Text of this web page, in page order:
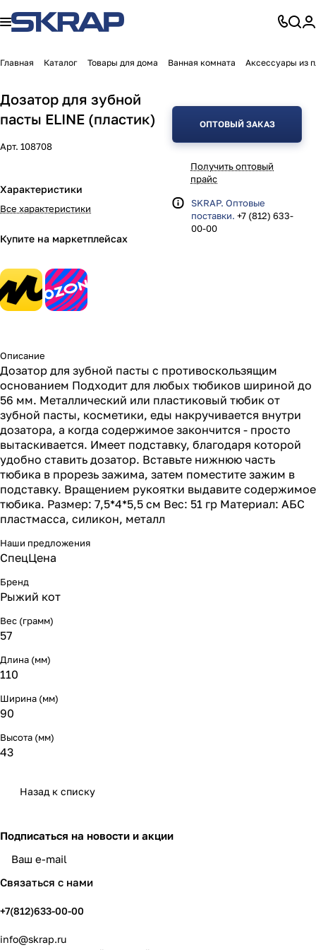
Главная Каталог Товары для дома Ванная комната Аксессуары из
Дозатор для зубной
пасты ELINE (пластик)
Арт. 108708
Характеристики
Все характеристики
Купите на маркетплейсах
ОПТОВЫЙ ЗАКАЗ
Получить оптовый
прайс
SKRAP. Оптовые
поставки. +7 (812) 633-
00-00
Описание
Дозатор для зубной пасты с противоскользящим
основанием Подходит для любых тюбиков шириной до
56 мм. Металлический или пластиковый тюбик от
зубной пасты, косметики, еды накручивается внутри
дозатора, а когда содержимое закончится - просто
вытаскивается. Имеет подставку, благодаря которой
удобно ставить дозатор. Вставьте нижнюю часть
тюбика в прорезь зажима, затем поместите зажим в
подставку. Вращением рукоятки выдавите содержимое
тюбика. Размер: 7,5*4*5,5 см Вес: 51 гр Материал: АБС
пластмасса, силикон, металл
Наши предложения
СпецЦена
Бренд
Рыжий кот
Вес (грамм)
57
Длина (мм)
110
Ширина (мм)
90
Высота (мм)
43
Назад к списку
Подписаться на новости и акции
Связаться с нами
+7(812)633-00-00
info@skrap.ru